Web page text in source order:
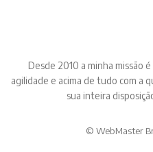
Desde 2010 a minha missão
agilidade e acima de tudo com a
sua inteira
© WebMaster